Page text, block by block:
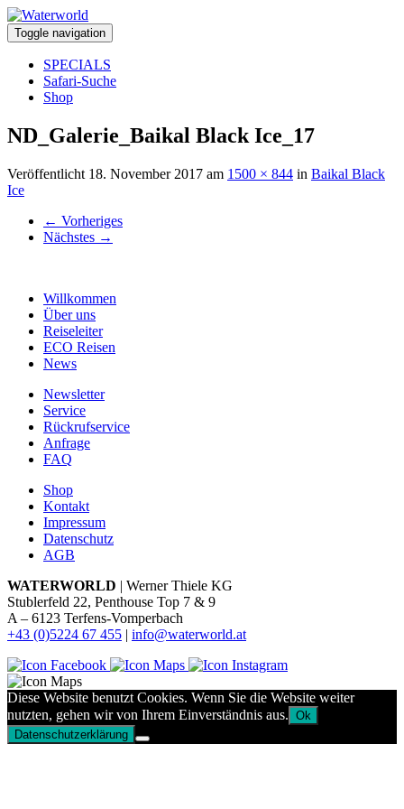
Toggle navigation
SPECIALS
Safari-Suche
Shop
ND_Galerie_Baikal Black Ice_17
Veröffentlicht 18. November 2017 am 1500 × 844 in Baikal Black
Ice
← Vorheriges
Nächstes →
Willkommen
Über uns
Reiseleiter
ECO Reisen
News
Newsletter
Service
Rückrufservice
Anfrage
FAQ
Shop
Kontakt
Impressum
Datenschutz
AGB
WATERWORLD | Werner Thiele KG
Stublerfeld 22, Penthouse Top 7 & 9
A – 6123 Terfens-Vomperbach
+43 (0)5224 67 455 | info@waterworld.at
Diese Website benutzt Cookies. Wenn Sie die Website weiter
nutzten, gehen wir von Ihrem Einverständnis aus. Ok
Datenschutzerklärung